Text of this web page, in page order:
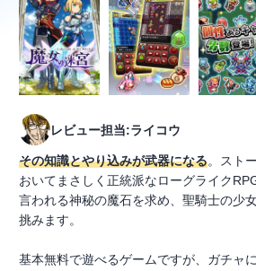
レビュー担当:ライコウ
その知識とやり込みが武器になる。スト
おいてまさしく正統派なローグライク
言われる神秘の魔石を求め、聖騎士の少
挑みます。
基本無料で遊べるゲームですが、ガチャ